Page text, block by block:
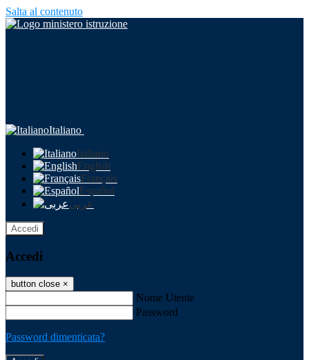
Salta al contenuto
Italiano
Italiano
English
Français
Español
عربى
Accedi
Accedi
button close ×
Nome Utente
Password
Password dimenticata?